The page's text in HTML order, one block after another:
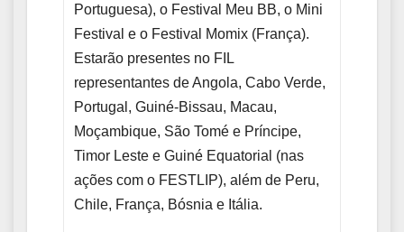
Portuguesa), o Festival Meu BB, o Mini
Festival e o Festival Momix (França).
Estarão presentes no FIL
representantes de Angola, Cabo Verde,
Portugal, Guiné-Bissau, Macau,
Moçambique, São Tomé e Príncipe,
Timor Leste e Guiné Equatorial (nas
ações com o FESTLIP), além de Peru,
Chile, França, Bósnia e Itália.